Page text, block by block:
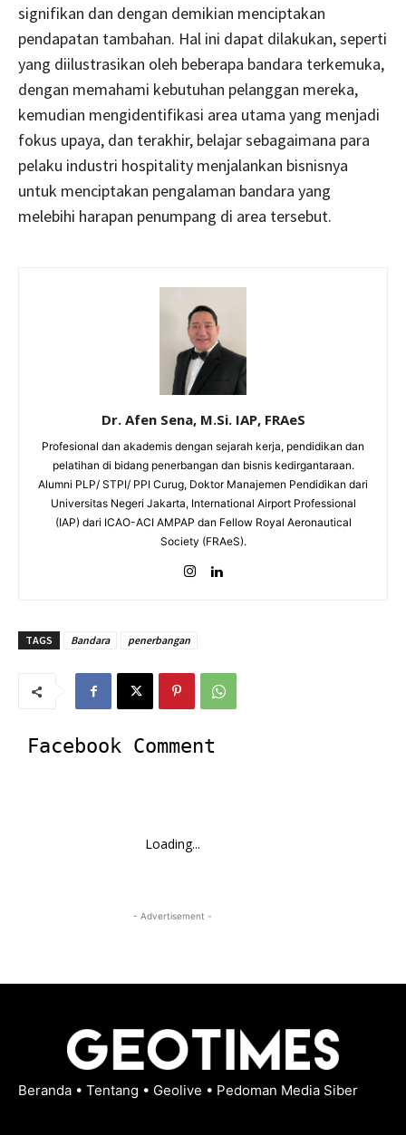
signifikan dan dengan demikian menciptakan
pendapatan tambahan. Hal ini dapat dilakukan, seperti
yang diilustrasikan oleh beberapa bandara terkemuka,
dengan memahami kebutuhan pelanggan mereka,
kemudian mengidentifikasi area utama yang menjadi
fokus upaya, dan terakhir, belajar sebagaimana para
pelaku industri hospitality menjalankan bisnisnya
untuk menciptakan pengalaman bandara yang
melebihi harapan penumpang di area tersebut.
Dr. Afen Sena, M.Si. IAP, FRAeS
Profesional dan akademis dengan sejarah kerja, pendidikan dan
pelatihan di bidang penerbangan dan bisnis kedirgantaraan.
Alumni PLP/ STPI/ PPI Curug, Doktor Manajemen Pendidikan dari
Universitas Negeri Jakarta, International Airport Professional
(IAP) dari ICAO-ACI AMPAP dan Fellow Royal Aeronautical
Society (FRAeS).
TAGS Bandara penerbangan
Facebook Comment
Loading...
- Advertisement -
Beranda • Tentang • Geolive • Pedoman Media Siber